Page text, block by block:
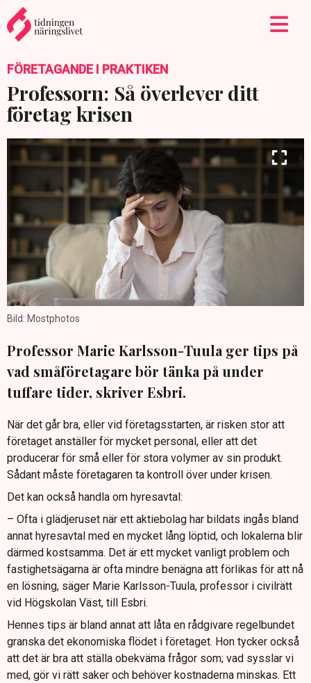
FÖRETAGANDE I PRAKTIKEN
Professorn: Så överlever ditt
företag krisen
Bild: Mostphotos
Professor Marie Karlsson-Tuula ger tips på
vad småföretagare bör tänka på under
tuffare tider, skriver Esbri.
När det går bra, eller vid företagsstarten, är risken stor att
företaget anställer för mycket personal, eller att det
producerar för små eller för stora volymer av sin produkt.
Sådant måste företagaren ta kontroll över under krisen.
Det kan också handla om hyresavtal:
– Ofta i glädjeruset när ett aktiebolag har bildats ingås bland
annat hyresavtal med en mycket lång löptid, och lokalerna blir
därmed kostsamma. Det är ett mycket vanligt problem och
fastighetsägarna är ofta mindre benägna att förlikas för att nå
en lösning, säger Marie Karlsson-Tuula, professor i civilrätt
vid Högskolan Väst, till Esbri.
Hennes tips är bland annat att låta en rådgivare regelbundet
granska det ekonomiska flödet i företaget. Hon tycker också
att det är bra att ställa obekväma frågor som; vad sysslar vi
med, gör vi rätt saker och behöver kostnaderna minskas. Ett